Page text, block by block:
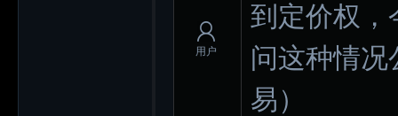
用户
到定价权，
问这种情况
易）